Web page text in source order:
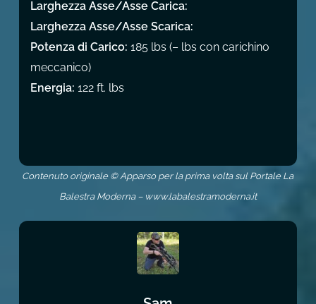
Larghezza Asse/Asse Carica:
Larghezza Asse/Asse Scarica:
Potenza di Carico: 185 lbs (– lbs con carichino
meccanico)
Energia: 122 ft. lbs
Contenuto originale © Apparso per la prima volta sul Portale La
Balestra Moderna – www.labalestramoderna.it